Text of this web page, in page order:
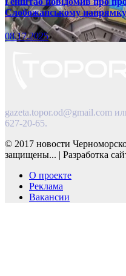
Слобожанському напрямку
08.17.2025
gazeta.topor.od@gmail.com
627-20-65.
© 2017 новости
защищены... | Разработка
О проекте
Реклама
Вакансии